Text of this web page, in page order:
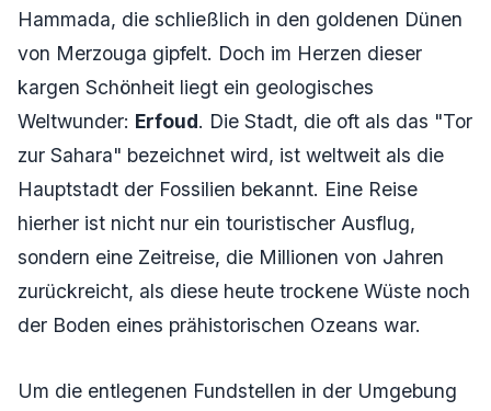
Hammada, die schließlich in den goldenen Dünen
von Merzouga gipfelt. Doch im Herzen dieser
kargen Schönheit liegt ein geologisches
Weltwunder: Erfoud. Die Stadt, die oft als das "Tor
zur Sahara" bezeichnet wird, ist weltweit als die
Hauptstadt der Fossilien bekannt. Eine Reise
hierher ist nicht nur ein touristischer Ausflug,
sondern eine Zeitreise, die Millionen von Jahren
zurückreicht, als diese heute trockene Wüste noch
der Boden eines prähistorischen Ozeans war.
Um die entlegenen Fundstellen in der Umgebung